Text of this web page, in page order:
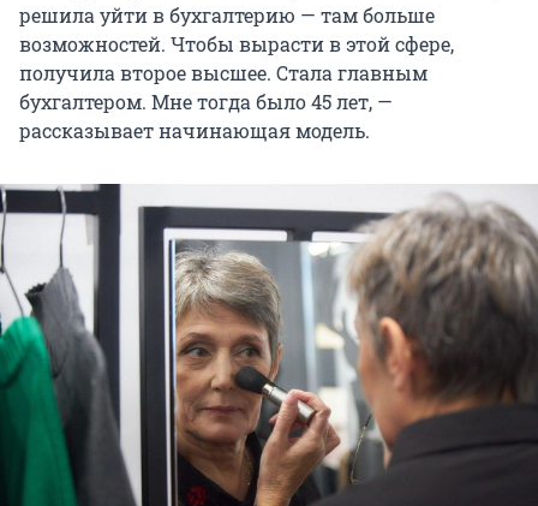
решила уйти в бухгалтерию — там больше
возможностей. Чтобы вырасти в этой сфере,
получила второе высшее. Стала главным
бухгалтером. Мне тогда было 45 лет, —
рассказывает начинающая модель.